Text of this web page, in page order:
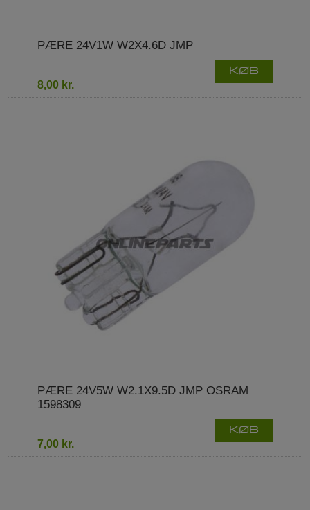
PÆRE 24V1W W2X4.6D JMP
8,00 kr.
KØB
PÆRE 24V5W W2.1X9.5D JMP OSRAM
1598309
7,00 kr.
KØB